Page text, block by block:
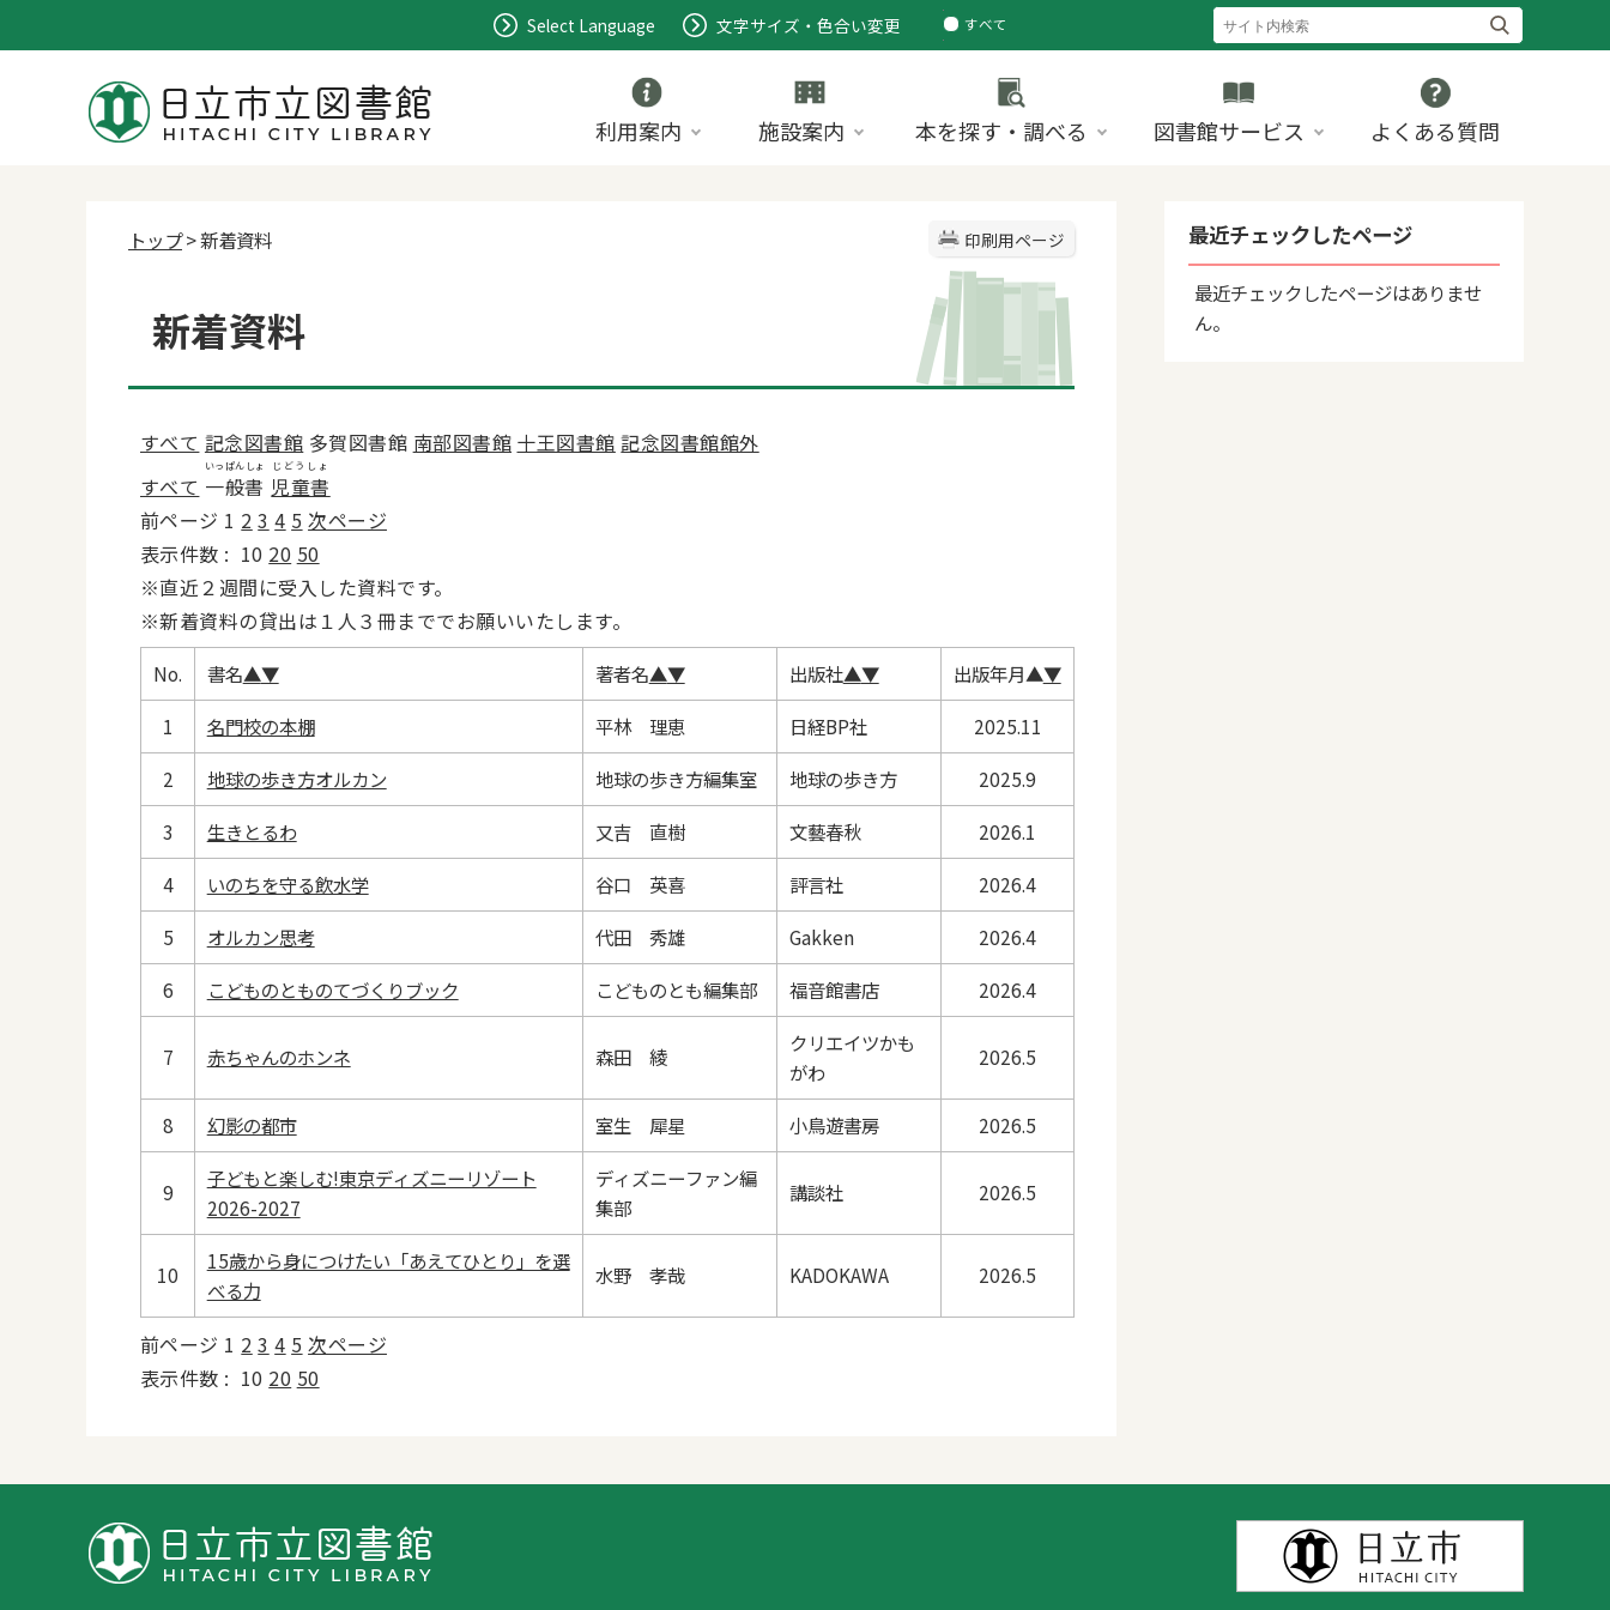
Select Language 文字サイズ・色合い変更
すべて
ページ
利用案内 施設案内 本を探す・調べる 図書館サービス よくある質問
印刷用ページ
トップ> 新着資料
新着資料
すべて 記念図書館 多賀図書館 南部図書館 十王図書館 記念図書館館外
すべて 一般書
いっぱんしょ
児童書
じどうしょ
前ページ 1 2 3 4 5 次ページ
10 20 50
※直近２週間に受入した資料です。
※新着資料の貸出は１人３冊まででお願いいたします。
No. 書名▲▼ 著者名▲▼ 出版社▲▼ 出版年月▲▼
1
名門校の本棚 平林 理恵 日経BP社
2025.11
2
地球の歩き方オルカン 地球の歩き方編集室 地球の歩き方
2025.9
3
生きとるわ 又吉 直樹 文藝春秋
2026.1
4
いのちを守る飲水学 谷口 英喜 評言社
2026.4
5
オルカン思考 代田 秀雄 Gakken
2026.4
6
こどものとものてづくりブック こどものとも編集部 福音館書店 2026.4
7 赤ちゃんのホンネ 森田 綾
クリエイツかも
がわ
2026.5
8 幻影の都市 室生 犀星 小鳥遊書房 2026.5
9
子どもと楽しむ!東京ディズニーリゾート
2026-2027
ディズニーファン編
集部
講談社 2026.5
10
15歳から身につけたい「あえてひとり」を選
べる力
水野 孝哉 KADOKAWA 2026.5
前ページ 1 2 3 4 5 次ページ
10 20 50
最近チェックしたページ
最近チェックしたページはありませ
ん。